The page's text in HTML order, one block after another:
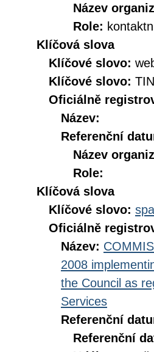
Název
Role:
Klíčová slova
Klíčové slovo:
Klíčové slovo: TIN
Oficiálně
Název:
Referenční
Název
Role:
Klíčová slova
Klíčové slovo:
Oficiálně
Název:
2008
the Council as
Services
Referenční
Referenční